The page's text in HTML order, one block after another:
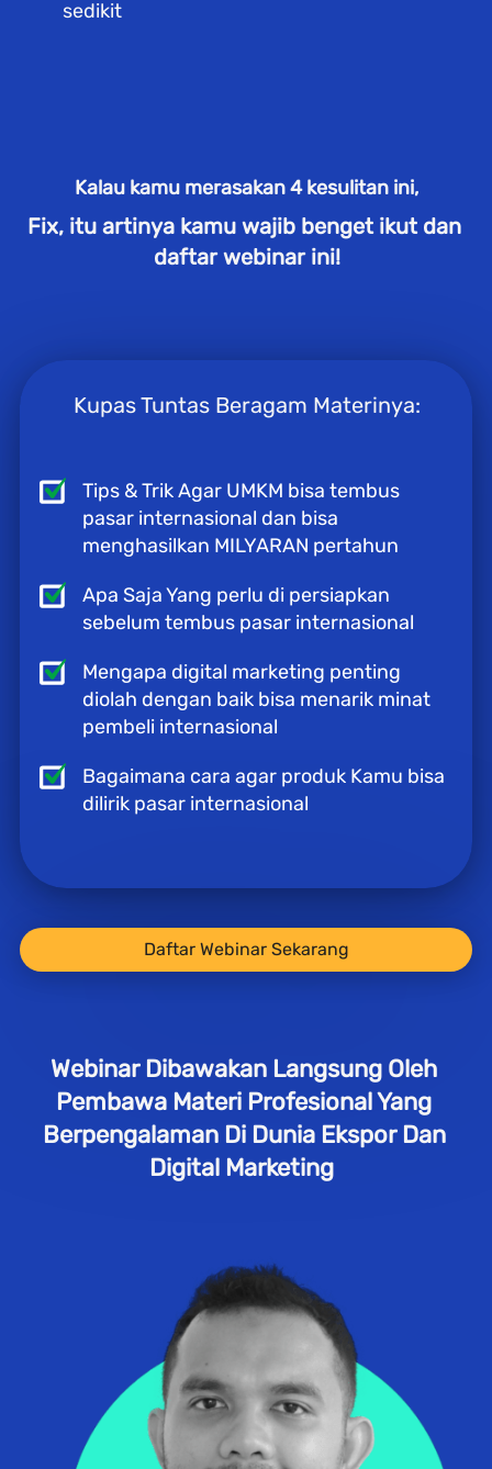
sedikit
Kalau kamu merasakan 4 kesulitan ini,
Fix, itu artinya kamu wajib benget ikut dan
daftar webinar ini!
Kupas Tuntas Beragam Materinya:
Tips & Trik Agar UMKM bisa tembus
pasar internasional dan bisa
menghasilkan MILYARAN pertahun
Apa Saja Yang perlu di persiapkan
sebelum tembus pasar internasional
Mengapa digital marketing penting
diolah dengan baik bisa menarik minat
pembeli internasional
Bagaimana cara agar produk Kamu bisa
dilirik pasar internasional
`Daftar Webinar Sekarang
Webinar Dibawakan Langsung Oleh
Pembawa Materi Profesional Yang
Berpengalaman Di Dunia Ekspor Dan
Digital Marketing